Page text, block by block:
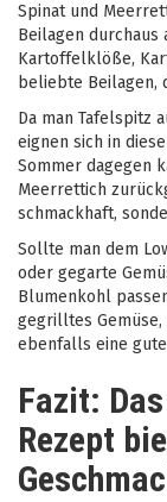
Spinat und
Beilagen durchaus
Kartoffelklöße,
beliebte Beilagen,
Da man Tafelspitz
eignen sich in
Sommer dagegen
Meerrettich
schmackhaft,
Sollte man dem
oder gegarte
Blumenkohl
gegrilltes Gemüse,
ebenfalls eine
Fazit:
Rezept